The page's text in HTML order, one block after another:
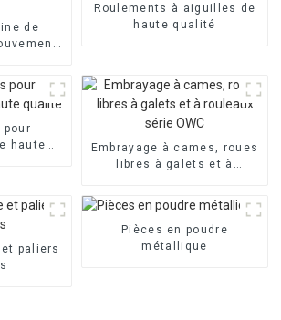
de
Roulements à aiguilles de
haute qualité
pour
haute
Embrayage à cames, roues
libres à galets et à
paliers
Pièces en poudre
métallique